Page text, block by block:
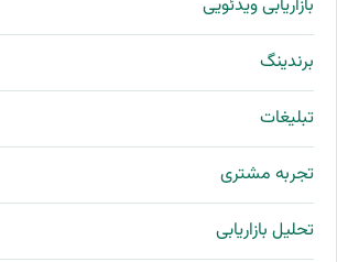
بازاریابی ویدئویی
برندینگ
تبلیغات
تجربه مشتری
تحلیل بازاریابی